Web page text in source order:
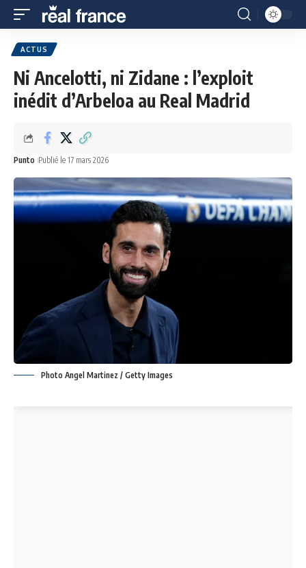
ACTUS
Ni Ancelotti, ni Zidane : l’exploit
inédit d’Arbeloa au Real Madrid
Punto Publié le 17 mars 2026
Photo Angel Martinez / Getty Images